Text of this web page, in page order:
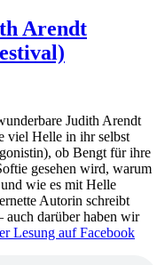
Arendt
Judith Arendt
viel Helle in ihr selbst
ob Bengt für ihre
gesehen wird, warum
wie es mit Helle
Autorin schreibt
auch darüber haben wir
Lesung auf Facebook